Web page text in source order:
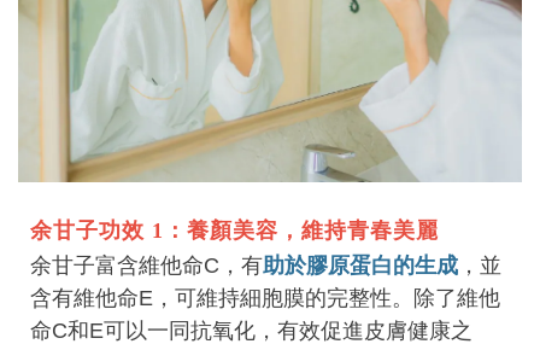
余甘子功效 1：養顏美容，維持青春美麗
余甘子富含維他命C，有助於膠原蛋白的生成 ，並
含有維他命E，可維持細胞膜的完整性。除了維他
命C和E可以一同抗氧化，有效促進皮膚健康之